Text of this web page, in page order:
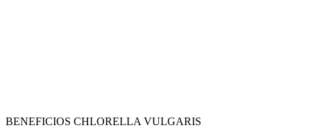
BENEFICIOS CHLORELLA VULGARIS